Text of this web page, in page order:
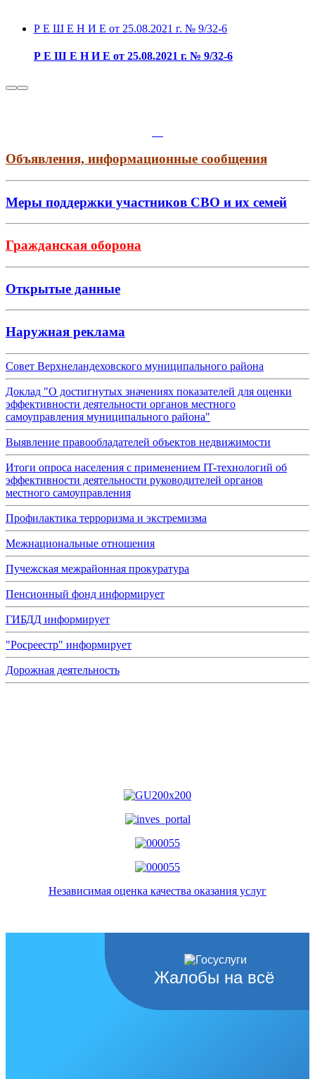
Р Е Ш Е Н И Е от 25.08.2021 г. № 9/32-6
Р Е Ш Е Н И Е от 25.08.2021 г. № 9/32-6
Объявления, информационные сообщения
Меры поддержки участников СВО и их семей
Гражданская оборона
Открытые данные
Наружная реклама
Совет Верхнеландеховского муниципального района
Доклад "О достигнутых значениях показателей для оценки
эффективности деятельности органов местного
самоуправления муниципального района"
Выявление правообладателей объектов недвижимости
Итоги опроса населения с применением IT-технологий об
эффективности деятельности руководителей органов
местного самоуправления
Профилактика терроризма и экстремизма
Межнациональные отношения
Пучежская межрайонная прокуратура
Пенсионный фонд информирует
ГИБДД информирует
"Росреестр" информирует
Дорожная деятельность
Независимая оценка качества оказания услуг
Жалобы на всё